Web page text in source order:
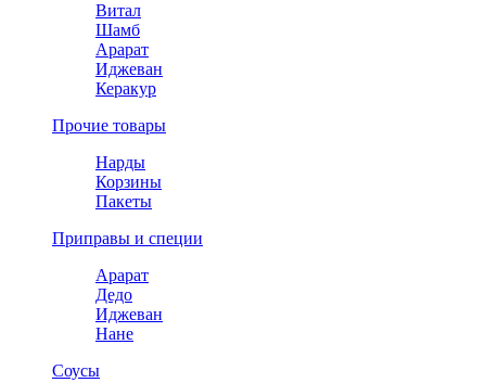
Витал
Шамб
Арарат
Иджеван
Керакур
Прочие товары
Нарды
Корзины
Пакеты
Приправы и специи
Арарат
Дедо
Иджеван
Нане
Соусы